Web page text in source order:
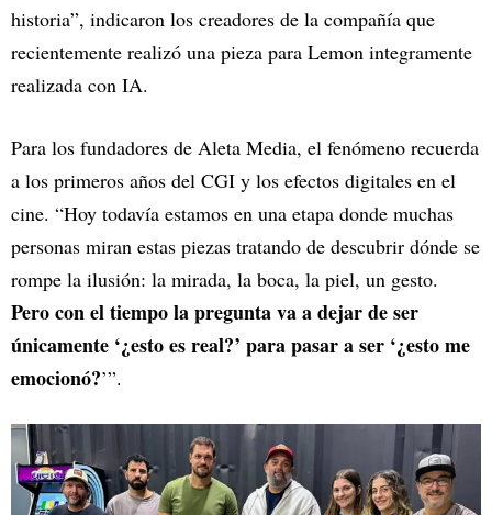
historia”, indicaron los creadores de la compañía que
recientemente realizó una pieza para Lemon integramente
realizada con IA.
Para los fundadores de Aleta Media, el fenómeno recuerda
a los primeros años del CGI y los efectos digitales en el
cine. “Hoy todavía estamos en una etapa donde muchas
personas miran estas piezas tratando de descubrir dónde se
rompe la ilusión: la mirada, la boca, la piel, un gesto.
Pero con el tiempo la pregunta va a dejar de ser
únicamente ‘¿esto es real?’ para pasar a ser ‘¿esto me
emocionó?’”.